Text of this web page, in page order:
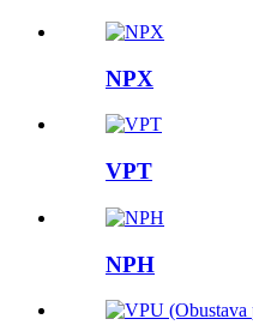
NPX
VPT
NPH